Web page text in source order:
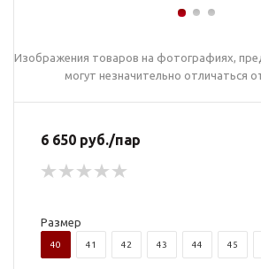
Изображения товаров на фотографиях,
могут незначительно отличаться
6 650 руб./пар
Размер
40 41 42 43 44 45